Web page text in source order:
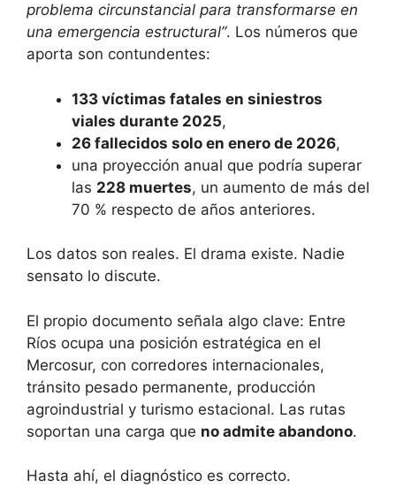
problema circunstancial para transformarse en
una emergencia estructural”. Los números que
aporta son contundentes:
133 víctimas fatales en siniestros
viales durante 2025,
26 fallecidos solo en enero de 2026,
una proyección anual que podría superar
las 228 muertes, un aumento de más del
70 % respecto de años anteriores.
Los datos son reales. El drama existe. Nadie
sensato lo discute.
El propio documento señala algo clave: Entre
Ríos ocupa una posición estratégica en el
Mercosur, con corredores internacionales,
tránsito pesado permanente, producción
agroindustrial y turismo estacional. Las rutas
soportan una carga que no admite abandono.
Hasta ahí, el diagnóstico es correcto.